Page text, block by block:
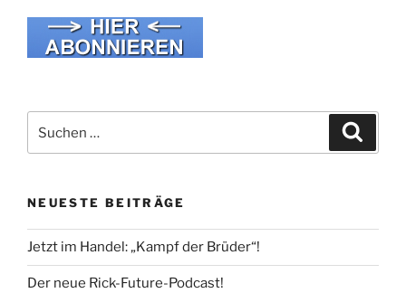
nach:
NEUESTE BEITRÄGE
Jetzt im Handel: „Kampf der Brüder“!
Der neue Rick-Future-Podcast!